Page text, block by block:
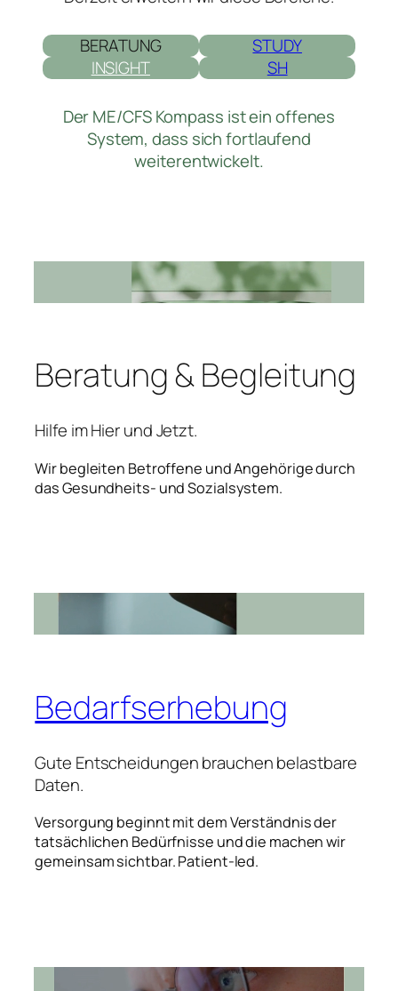
BERATUNG
STUDY
INSIGHT
SH
Der ME/CFS Kompass ist ein offenes
System, dass sich fortlaufend
weiterentwickelt.
Beratung & Begleitung
Hilfe im Hier und Jetzt.
Wir begleiten Betroffene und Angehörige durch
das Gesundheits- und Sozialsystem.
Bedarfserhebung
Gute Entscheidungen brauchen belastbare
Daten.
Versorgung beginnt mit dem Verständnis der
tatsächlichen Bedürfnisse und die machen wir
gemeinsam sichtbar. Patient-led.